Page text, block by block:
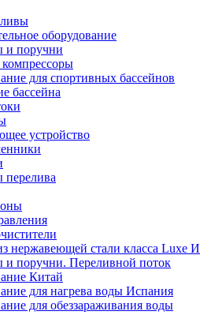
оборудование
и поручни
для спортивных бассейнов
бассейна
устройство
перелива
нержавеющей стали класса Luxe
и поручни. Переливной поток
Китай
для нагрева воды Испания
для обеззараживания воды